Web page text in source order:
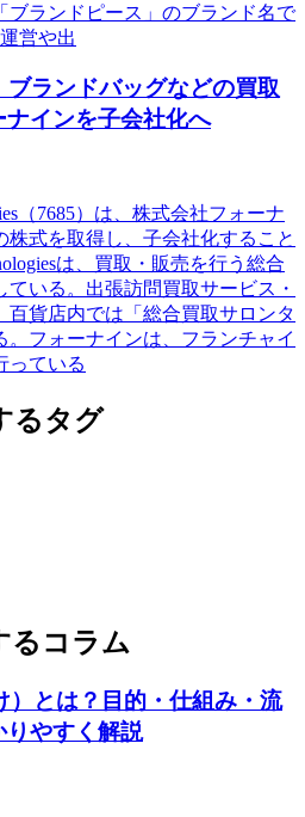
ブランドピース」のブランド名で
営や出
ブランドバッグなどの買取
インを子会社化へ
（7685）は、株式会社フォーナ
株式を取得し、子会社化すること
は、買取・販売を行う総合
いる。出張訪問買取サービス・
百貨店内では「総合買取サロンタ
。フォーナインは、フランチャイ
っている
るタグ
るコラム
とは？目的・仕組み・流
やすく解説